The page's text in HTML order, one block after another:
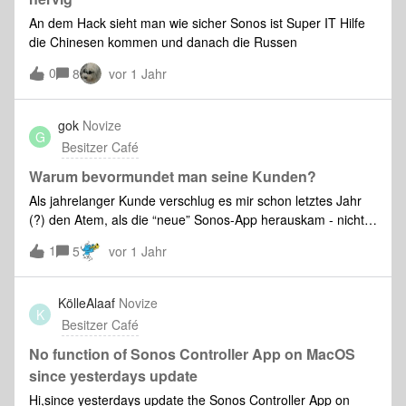
woher das wohl kommt.
An dem Hack sieht man wie sicher Sonos ist Super IT Hilfe
die Chinesen kommen und danach die Russen
0
8 vor 1 Jahr
G
gok Novize
Besitzer Café
Warum bevormundet man seine Kunden?
Als jahrelanger Kunde verschlug es mir schon letztes Jahr
(?) den Atem, als die “neue” Sonos-App herauskam - nichts
funktionierte mehr!Die Klagen hierüber kann man überall
nachlesen.Funktionierte zuerst der Wecker überhaupt nicht,
so funktioniert er jetzt “eigentlich” oder eher: gelegentlich; es
ist ein Grauen!Noch SEHR VIEL MEHR ÄRGERT aber die
dauernde Bevormundung, indem man alles in ein
“schickes Sonos-Kleid” einwickelt und so verhindert, dass
Funktionen das tun, was sie tun sollen. Das war bis zur
Bevormundung durch die neue App ohne weiteres möglich -
nun ist es das nicht mehr!!!Ein Beispiel: Ich nutze für
1 5 vor 1 Jahr
K
KölleAlaaf Novize
Besitzer Café
No function of Sonos Controller App on MacOS
since yesterdays update
Hi,since yesterdays update the Sonos Controller App on